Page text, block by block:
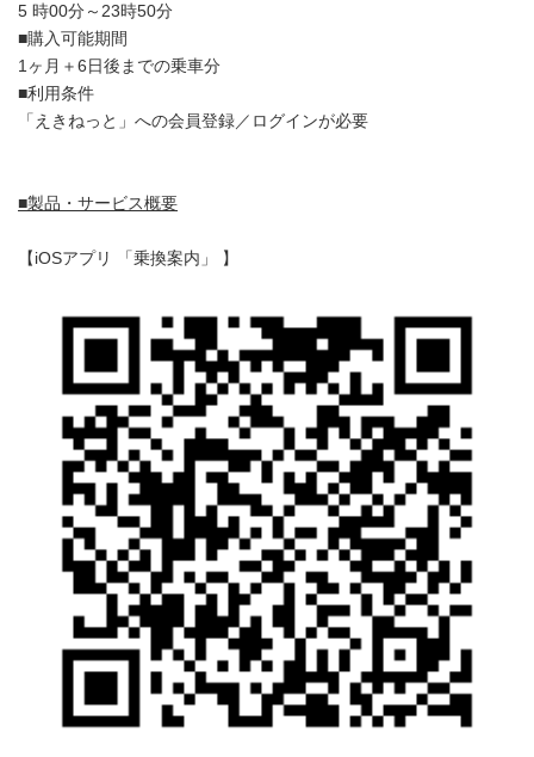
5 時00分～23時50分
■購入可能期間
1ヶ月＋6日後までの乗車分
■利用条件
「えきねっと」への会員登録／ログインが必要
■製品・サービス概要
【iOSアプリ 「乗換案内」 】